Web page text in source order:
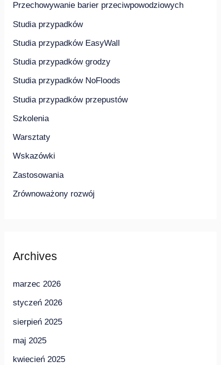
Przechowywanie barier przeciwpowodziowych
Studia przypadków
Studia przypadków EasyWall
Studia przypadków grodzy
Studia przypadków NoFloods
Studia przypadków przepustów
Szkolenia
Warsztaty
Wskazówki
Zastosowania
Zrównoważony rozwój
Archives
marzec 2026
styczeń 2026
sierpień 2025
maj 2025
kwiecień 2025